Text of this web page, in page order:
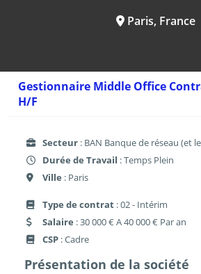
Paris, France
Gestionnaire Middle Office
H/F
Secteur : BAN Banque de réseau (et
Durée de Travail : Temps Plein
Ville : Paris
Type de contrat : 02 - Intérim
Salaire : 30 000 € A 40 000 € Par an
CSP : Cadre
Présentation de la société